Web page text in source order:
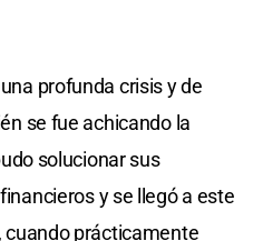
profunda crisis y de
se fue achicando la
solucionar sus
y se llegó a este
cuando prácticamente